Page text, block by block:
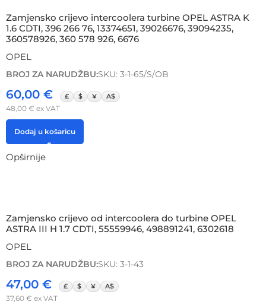
Zamjensko crijevo intercoolera turbine OPEL ASTRA K
1.6 CDTI, 396 266 76, 13374651, 39026676, 39094235,
360578926, 360 578 926, 6676
OPEL
BROJ ZA NARUDŽBU:SKU: 3-1-65/S/OB
60,00 € £ $ ¥ A$
48,00 € ex VAT
Dodaj u košaricu
Opširnije
Zamjensko crijevo od intercoolera do turbine OPEL
ASTRA III H 1.7 CDTI, 55559946, 498891241, 6302618
OPEL
BROJ ZA NARUDŽBU:SKU: 3-1-43
47,00 € £ $ ¥ A$
37,60 € ex VAT